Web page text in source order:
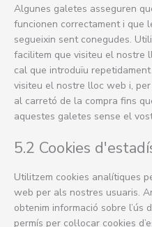
Algunes galetes asseguren
funcionen correctament i que
segueixin sent conegudes.
facilitem que visiteu el nostre
cal que introduïu
visiteu el nostre lloc web i,
al carretó de la compra fins
aquestes galetes sense el
5.2 Cookies
Utilitzem cookies analítiques
web per als nostres usuaris.
obtenim informació sobre l’ús
permís per col·locar cookies